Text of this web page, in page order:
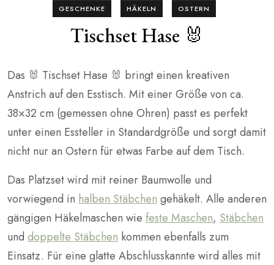
GESCHENKE HÄKELN OSTERN
Tischset Hase 🐰
Das 🐰 Tischset Hase 🐰 bringt einen kreativen
Anstrich auf den Esstisch. Mit einer Größe von ca.
38×32 cm (gemessen ohne Ohren) passt es perfekt
unter einen Essteller in Standardgröße und sorgt damit
nicht nur an Ostern für etwas Farbe auf dem Tisch.
Das Platzset wird mit reiner Baumwolle und
vorwiegend in halben Stäbchen gehäkelt. Alle anderen
gängigen Häkelmaschen wie feste Maschen, Stäbchen
und doppelte Stäbchen kommen ebenfalls zum
Einsatz. Für eine glatte Abschlusskannte wird alles mit